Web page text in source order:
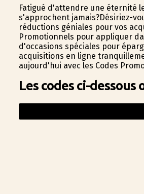
Fatigué d'attendre une éternité
s'approchent jamais?Désiriez-
réductions géniales pour vos
Promotionnels pour appliquer
d'occasions spéciales pour
acquisitions en ligne
aujourd'hui avec les Codes
Les codes ci-dessous